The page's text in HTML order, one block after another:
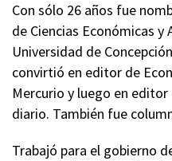
Con sólo 26 años fue
de Ciencias Económicas
Universidad de
convirtió en editor de
Mercurio y luego en
diario. También fue
Trabajó para el gobierno